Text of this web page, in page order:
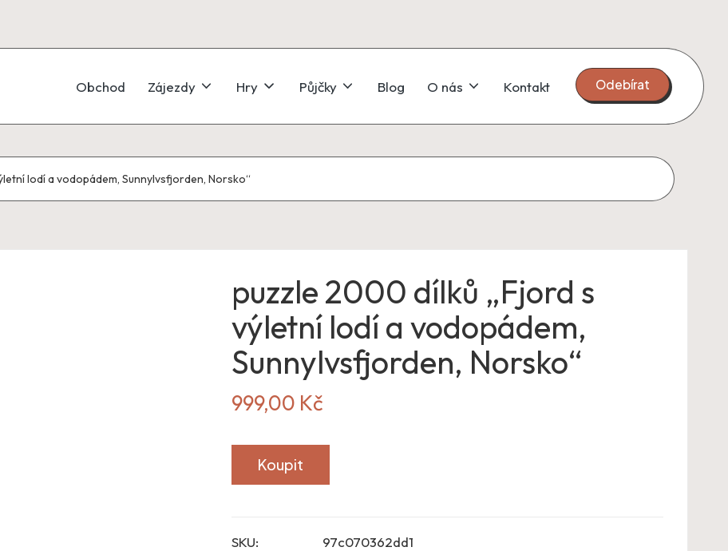
Obchod Zájezdy Hry Půjčky Blog O nás Kontakt Odebírat
lodí a vodopádem, Sunnylvsfjorden, Norsko“
puzzle 2000 dílků „Fjord s
výletní lodí a vodopádem,
Sunnylvsfjorden, Norsko“
999,00 Kč
Koupit
SKU:
97c070362dd1